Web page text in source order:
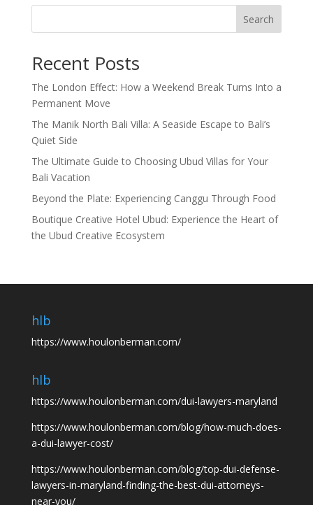
Search
Recent Posts
The London Effect: How a Weekend Break Turns Into a
Permanent Move
The Manik North Bali Villa: A Seaside Escape to Bali’s
Quiet Side
The Ultimate Guide to Choosing Ubud Villas for Your
Bali Vacation
Beyond the Plate: Experiencing Canggu Through Food
Boutique Creative Hotel Ubud: Experience the Heart of
the Ubud Creative Ecosystem
hlb
https://www.houlonberman.com/
hlb
https://www.houlonberman.com/dui-lawyers-maryland
https://www.houlonberman.com/blog/how-much-does-
a-dui-lawyer-cost/
https://www.houlonberman.com/blog/top-dui-defense-
lawyers-in-maryland-finding-the-best-dui-attorneys-
near-you/